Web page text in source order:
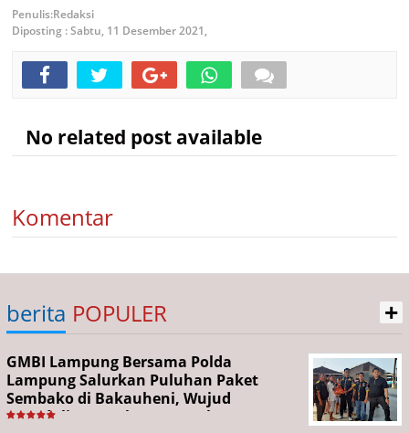
Redaksi
Diposting :Sabtu, 11 Desember 2021,
No related post available
Komentar
berita POPULER +
GMBI Lampung Bersama Polda
Lampung Salurkan Puluhan Paket
Sembako di Bakauheni, Wujud
Kepedulian Sambut HUT RI ke-81